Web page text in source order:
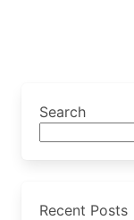
Search
Recent Posts